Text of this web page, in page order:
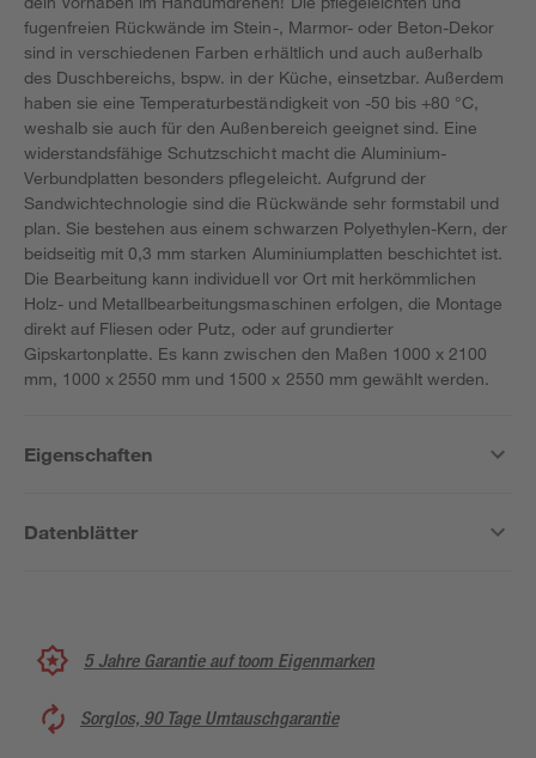
fugenfreien Rückwände im Stein-, Marmor- oder Beton-Dekor
sind in verschiedenen Farben erhältlich und auch außerhalb
des Duschbereichs, bspw. in der Küche, einsetzbar. Außerdem
haben sie eine Temperaturbeständigkeit von -50 bis +80 °C,
weshalb sie auch für den Außenbereich geeignet sind. Eine
widerstandsfähige Schutzschicht macht die Aluminium-
Verbundplatten besonders pflegeleicht. Aufgrund der
Sandwichtechnologie sind die Rückwände sehr formstabil und
plan. Sie bestehen aus einem schwarzen Polyethylen-Kern, der
beidseitig mit 0,3 mm starken Aluminiumplatten beschichtet ist.
Die Bearbeitung kann individuell vor Ort mit herkömmlichen
Holz- und Metallbearbeitungsmaschinen erfolgen, die Montage
direkt auf Fliesen oder Putz, oder auf grundierter
Gipskartonplatte. Es kann zwischen den Maßen 1000 x 2100
mm, 1000 x 2550 mm und 1500 x 2550 mm gewählt werden.
Eigenschaften
Datenblätter
5 Jahre Garantie auf toom Eigenmarken
Sorglos, 90 Tage Umtauschgarantie